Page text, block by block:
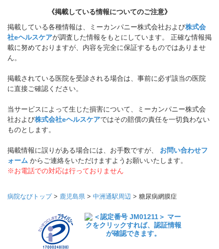
《掲載している情報についてのご注意》
掲載している各種情報は、ミーカンパニー株式会社および株式会
社eヘルスケアが調査した情報をもとにしています。 正確な情報掲
載に努めておりますが、内容を完全に保証するものではありませ
ん。
掲載されている医院を受診される場合は、事前に必ず該当の医院
に直接ご確認ください。
当サービスによって生じた損害について、ミーカンパニー株式会
社および株式会社eヘルスケアではその賠償の責任を一切負わない
ものとします。
掲載情報に誤りがある場合には、お手数ですが、 お問い合わせフ
ォーム からご連絡をいただけますようお願いいたします。
※お電話での対応は行っておりません
病院なびトップ> 鹿児島県 > 中洲通駅周辺 > 糖尿病網膜症